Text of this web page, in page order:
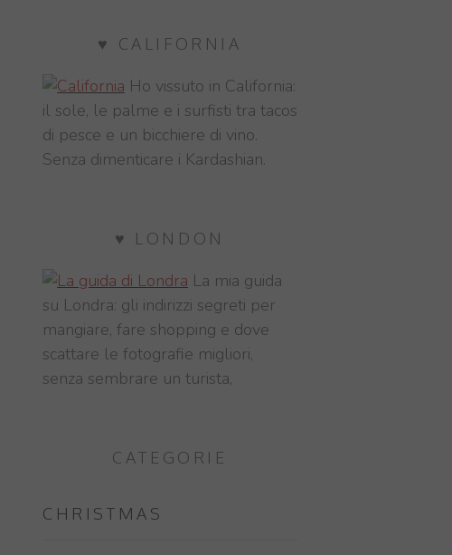
♥ CALIFORNIA
Ho vissuto in California:
il sole, le palme e i surfisti tra tacos
di pesce e un bicchiere di vino.
Senza dimenticare i Kardashian.
♥ LONDON
La mia guida
su Londra: gli indirizzi segreti per
mangiare, fare shopping e dove
scattare le fotografie migliori,
senza sembrare un turista,
CATEGORIE
CHRISTMAS